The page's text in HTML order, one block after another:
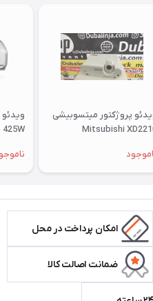
پروژکتور میتسوبیشی
Mitsubishi
امکان پرداخت در محل
ضمانت اصالت کالا